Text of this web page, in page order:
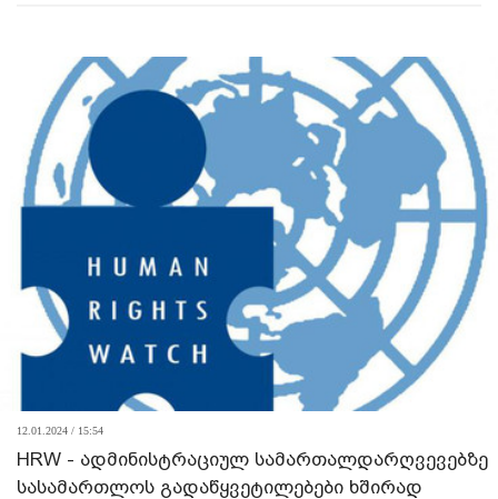
12.01.2024 / 15:54
HRW - ადმინისტრაციულ სამართალდარღვევებზე
სასამართლოს გადაწყვეტილებები ხშირად